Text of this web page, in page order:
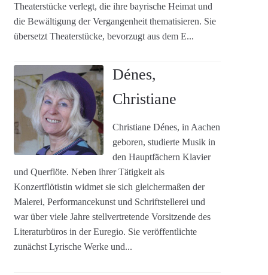
Theaterstücke verlegt, die ihre bayrische Heimat und
die Bewältigung der Vergangenheit thematisieren. Sie
übersetzt Theaterstücke, bevorzugt aus dem E...
Dénes,
Christiane
Christiane Dénes, in Aachen
geboren, studierte Musik in
den Hauptfächern Klavier
und Querflöte. Neben ihrer Tätigkeit als
Konzertflötistin widmet sie sich gleichermaßen der
Malerei, Performancekunst und Schriftstellerei und
war über viele Jahre stellvertretende Vorsitzende des
Literaturbüros in der Euregio. Sie veröffentlichte
zunächst Lyrische Werke und...